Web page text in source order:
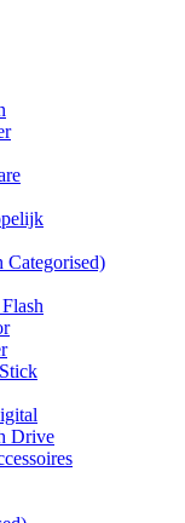
Categorised)
Drive